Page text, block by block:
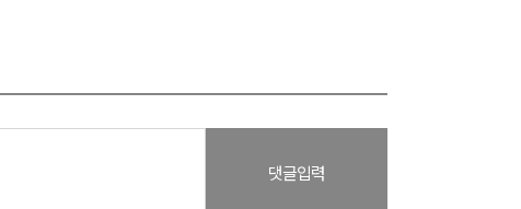
댓글입력